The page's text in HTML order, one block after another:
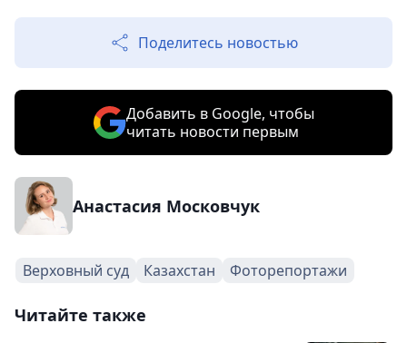
Поделитесь новостью
Добавить в Google, чтобы
читать новости первым
Анастасия Московчук
Верховный суд Казахстан Фоторепортажи
Читайте также